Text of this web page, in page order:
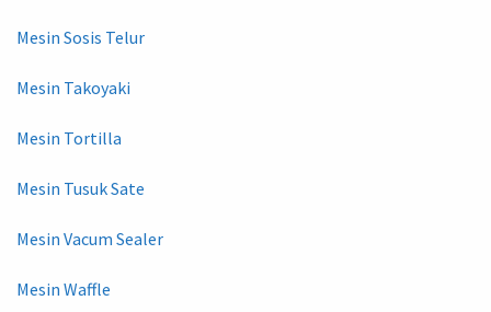
Mesin Sosis Telur
Mesin Takoyaki
Mesin Tortilla
Mesin Tusuk Sate
Mesin Vacum Sealer
Mesin Waffle